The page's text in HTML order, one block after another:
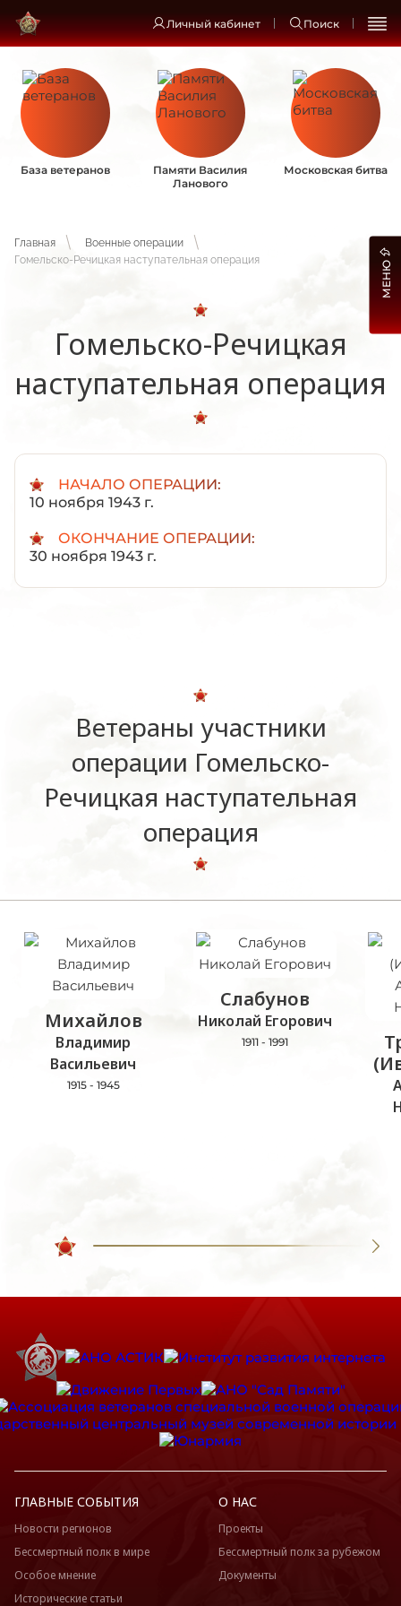
Личный кабинет Поиск
База ветеранов
Памяти Василия
Ланового
Московская битва
Главная
Военные операции
Гомельско-Речицкая наступательная операция
Гомельско-Речицкая
наступательная операция
НАЧАЛО ОПЕРАЦИИ:
10 ноября 1943 г.
ОКОНЧАНИЕ ОПЕРАЦИИ:
30 ноября 1943 г.
Ветераны участники
операции Гомельско-
Речицкая наступательная
операция
Михайлов
Владимир
Васильевич
1915 - 1945
Слабунов
Николай Егорович
1911 - 1991
МЕНЮ
ГЛАВНЫЕ СОБЫТИЯ
Новости регионов
Бессмертный полк в мире
Особое мнение
Исторические статьи
О НАС
Проекты
Бессмертный полк за рубежом
Документы